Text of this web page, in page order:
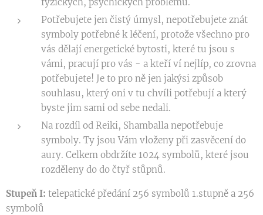
fyzických, psychických problémů.
Potřebujete jen čistý úmysl, nepotřebujete znát
symboly potřebné k léčení, protože všechno pro
vás dělají energetické bytosti, které tu jsou s
vámi, pracují pro vás - a kteří ví nejlíp, co zrovna
potřebujete! Je to pro ně jen jakýsi způsob
souhlasu, který oni v tu chvíli potřebují a který
byste jim sami od sebe nedali.
Na rozdíl od Reiki, Shamballa nepotřebuje
symboly. Ty jsou Vám vloženy při zasvěcení do
aury. Celkem obdržíte 1024 symbolů, které jsou
rozděleny do do čtyř stůpnů.
Stupeň I: telepatické předání 256 symbolů 1.stupně a 256
symbolů